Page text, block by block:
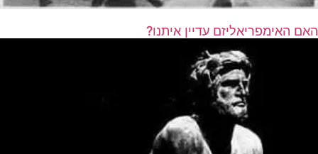
האם האימפריאליזם עדיין איתנו?